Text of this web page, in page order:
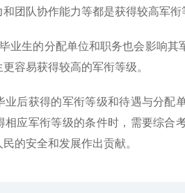
团队协作能力等都是获得较高军衔
业生的分配单位和职务也会影响
容易获得较高的军衔等级。
业后获得的军衔等级和待遇与分配
相应军衔等级的条件时，需要综合
的安全和发展作出贡献。